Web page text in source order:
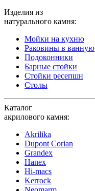
Изделия из
натурального камня:
Мойки на кухню
Раковины в ванную
Подоконники
Барные стойки
Стойки ресепшн
Столы
Каталог
акрилового камня:
Akrilika
Dupont Corian
Grandex
Hanex
Hi-macs
Kerrock